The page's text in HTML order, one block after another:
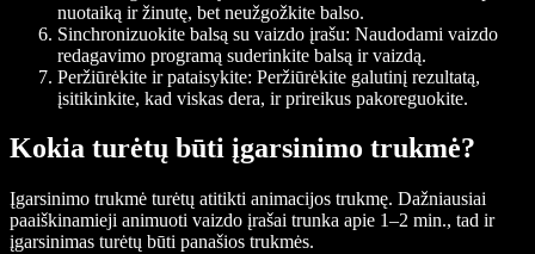
nuotaiką ir žinutę, bet neužgožkite balso.
Sinchronizuokite balsą su vaizdo įrašu: Naudodami vaizdo
redagavimo programą suderinkite balsą ir vaizdą.
Peržiūrėkite ir pataisykite: Peržiūrėkite galutinį rezultatą,
įsitikinkite, kad viskas dera, ir prireikus pakoreguokite.
Kokia turėtų būti įgarsinimo trukmė?
Įgarsinimo trukmė turėtų atitikti animacijos trukmę. Dažniausiai
paaiškinamieji animuoti vaizdo įrašai trunka apie 1–2 min., tad ir
įgarsinimas turėtų būti panašios trukmės.